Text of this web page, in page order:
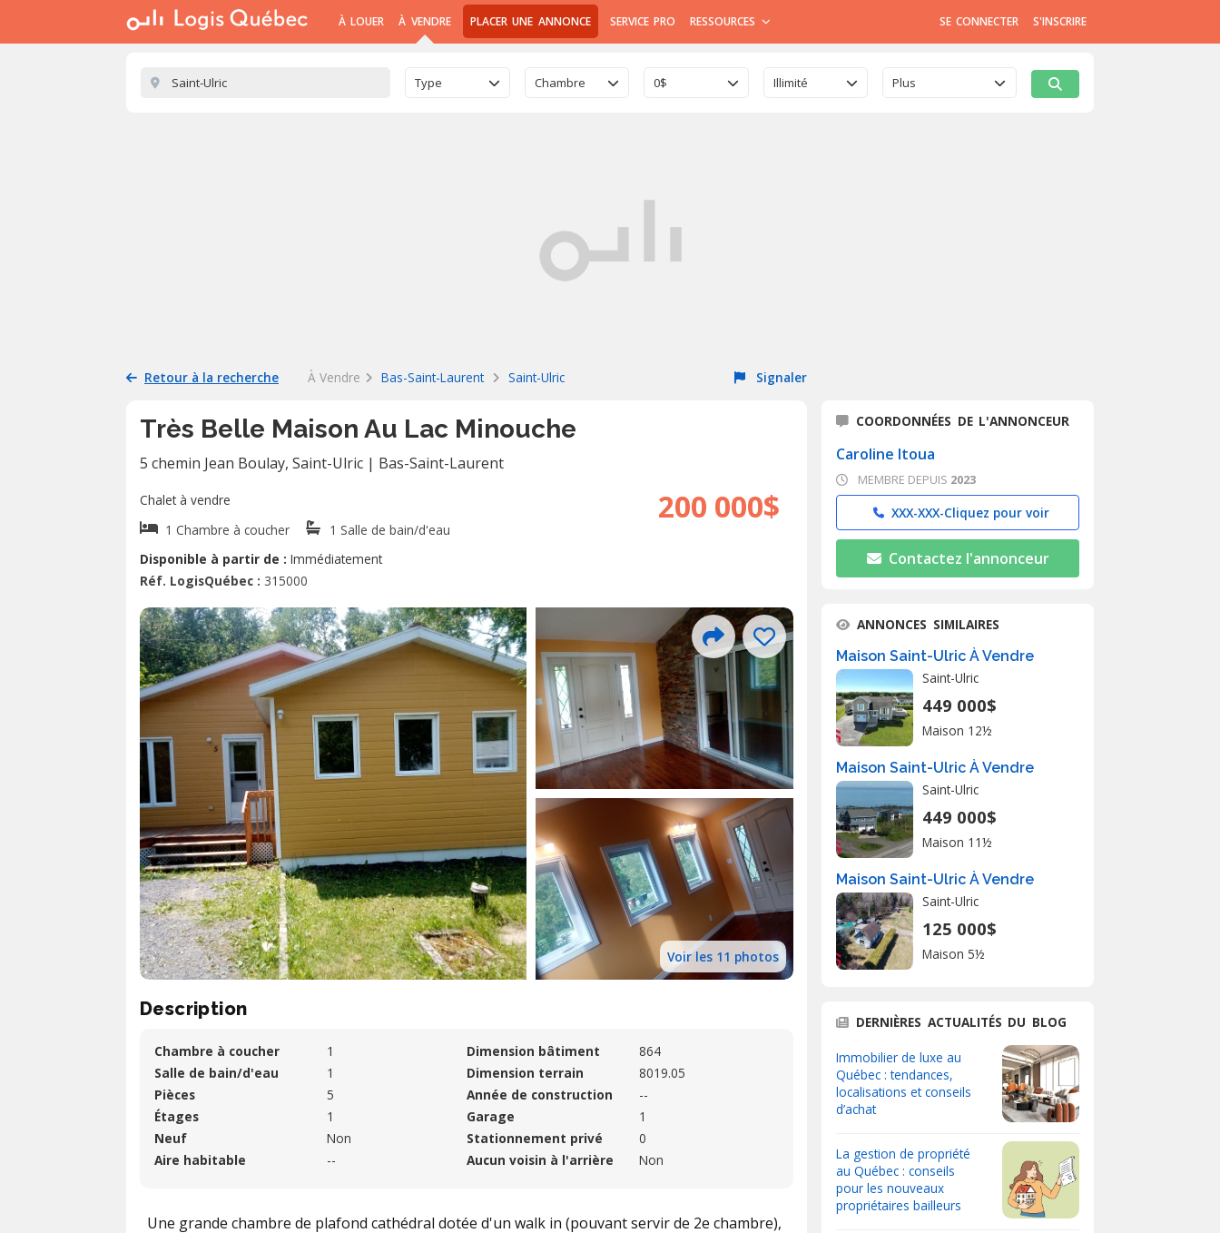
À LOUER À VENDRE PLACER UNE ANNONCE SERVICE PRO RESSOURCES SE CONNECTER S'INSCRIRE
Type Chambre 0$ Illimité Plus
Retour à la recherche À Vendre Bas-Saint-Laurent Saint-Ulric Signaler
Très Belle Maison Au Lac Minouche
5 chemin Jean Boulay, Saint-Ulric | Bas-Saint-Laurent
200 000$
Chalet à vendre
1 Chambre à coucher
1 Salle de bain/d'eau
Disponible à partir de : Immédiatement
Réf. LogisQuébec : 315000
Voir les 11 photos
Description
Chambre à coucher
1
Salle de bain/d'eau
1
Pièces
5
Étages
1
Neuf
Non
Aire habitable
--
Dimension bâtiment
864
Dimension terrain
8019.05
Année de construction
--
Garage
1
Stationnement privé
0
Aucun voisin à l'arrière
Non
Une grande chambre de plafond cathédral dotée d'un walk in (pouvant servir de 2e chambre),
COORDONNÉES DE L'ANNONCEUR
Caroline Itoua
MEMBRE DEPUIS 2023
XXX-XXX-Cliquez pour voir
Contactez l'annonceur
ANNONCES SIMILAIRES
Maison Saint-Ulric À Vendre
Saint-Ulric
449 000$
Maison 12½
Maison Saint-Ulric À Vendre
Saint-Ulric
449 000$
Maison 11½
Maison Saint-Ulric À Vendre
Saint-Ulric
125 000$
Maison 5½
DERNIÈRES ACTUALITÉS DU BLOG
Immobilier de luxe au
Québec : tendances,
localisations et conseils
d’achat
La gestion de propriété
au Québec : conseils
pour les nouveaux
propriétaires bailleurs